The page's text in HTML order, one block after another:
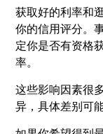
获取好的利率和
你的信用评分。
定你是否有资格
率。
这些影响因素很
异，具体差别可